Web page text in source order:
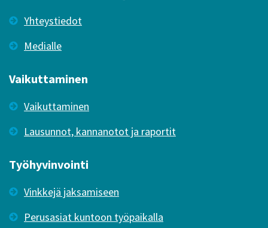
Yhteystiedot
Medialle
Vaikuttaminen
Vaikuttaminen
Lausunnot, kannanotot ja raportit
Työhyvinvointi
Vinkkejä jaksamiseen
Perusasiat kuntoon työpaikalla